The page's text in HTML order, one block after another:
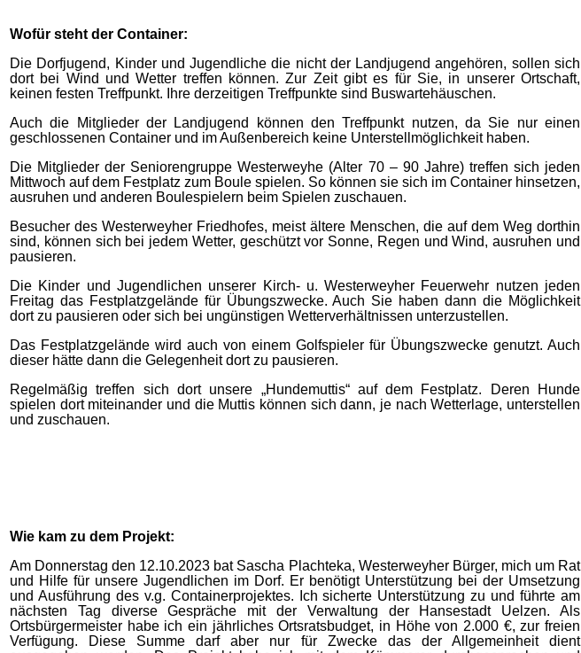
Wofür steht der Container:
Die Dorfjugend, Kinder und Jugendliche die nicht der Landjugend angehören, sollen sich
dort bei Wind und Wetter treffen können. Zur Zeit gibt es für Sie, in unserer Ortschaft,
keinen festen Treffpunkt. Ihre derzeitigen Treffpunkte sind Buswartehäuschen.
Auch die Mitglieder der Landjugend können den Treffpunkt nutzen, da Sie nur einen
geschlossenen Container und im Außenbereich keine Unterstellmöglichkeit haben.
Die Mitglieder der Seniorengruppe Westerweyhe (Alter 70 – 90 Jahre) treffen sich jeden
Mittwoch auf dem Festplatz zum Boule spielen. So können sie sich im Container hinsetzen,
ausruhen und anderen Boulespielern beim Spielen zuschauen.
Besucher des Westerweyher Friedhofes, meist ältere Menschen, die auf dem Weg dorthin
sind, können sich bei jedem Wetter, geschützt vor Sonne, Regen und Wind, ausruhen und
pausieren.
Die Kinder und Jugendlichen unserer Kirch- u. Westerweyher Feuerwehr nutzen jeden
Freitag das Festplatzgelände für Übungszwecke. Auch Sie haben dann die Möglichkeit
dort zu pausieren oder sich bei ungünstigen Wetterverhältnissen unterzustellen.
Das Festplatzgelände wird auch von einem Golfspieler für Übungszwecke genutzt. Auch
dieser hätte dann die Gelegenheit dort zu pausieren.
Regelmäßig treffen sich dort unsere „Hundemuttis“ auf dem Festplatz. Deren Hunde
spielen dort miteinander und die Muttis können sich dann, je nach Wetterlage, unterstellen
und zuschauen.
Wie kam zu dem Projekt:
Am Donnerstag den 12.10.2023 bat Sascha Plachteka, Westerweyher Bürger, mich um Rat
und Hilfe für unsere Jugendlichen im Dorf. Er benötigt Unterstützung bei der Umsetzung
und Ausführung des v.g. Containerprojektes. Ich sicherte Unterstützung zu und führte am
nächsten Tag diverse Gespräche mit der Verwaltung der Hansestadt Uelzen. Als
Ortsbürgermeister habe ich ein jährliches Ortsratsbudget, in Höhe von 2.000 €, zur freien
Verfügung. Diese Summe darf aber nur für Zwecke das der Allgemeinheit dient